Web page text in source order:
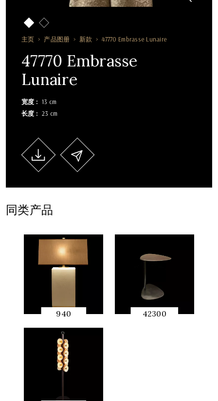
主页 产品图册 新款 47770 Embrasse Lunaire
47770 Embrasse
Lunaire
宽度
13 cm
长度
23 cm
同类产品
940
快速预
览
42300